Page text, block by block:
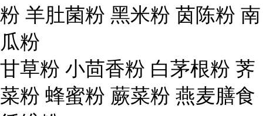
粉 羊肚菌粉 黑米粉 茵陈粉 南
瓜粉
甘草粉 小茴香粉 白茅根粉 荠
菜粉 蜂蜜粉 蕨菜粉 燕麦膳食